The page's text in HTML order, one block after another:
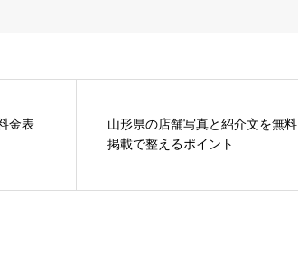
金表
山形県の店舗写真と紹介文を無料
掲載で整えるポイント